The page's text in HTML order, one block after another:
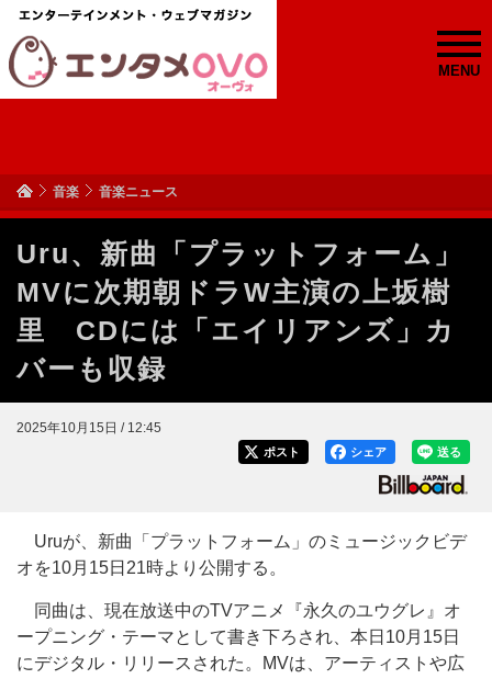
MENU
音楽 音楽ニュース
Uru、新曲「プラットフォーム」
MVに次期朝ドラW主演の上坂樹
里 CDには「エイリアンズ」カ
バーも収録
2025年10月15日 / 12:45
送る
シェア
ポスト
Uruが、新曲「プラットフォーム」のミュージックビデ
オを10月15日21時より公開する。
同曲は、現在放送中のTVアニメ『永久のユウグレ』オ
ープニング・テーマとして書き下ろされ、本日10月15日
にデジタル・リリースされた。MVは、アーティストや広